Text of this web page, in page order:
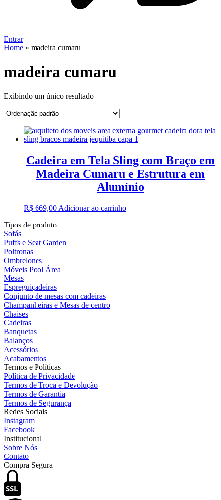
Entrar
Home » madeira cumaru
madeira cumaru
Exibindo um único resultado
Cadeira em Tela Sling com Braço em
Madeira Cumaru e Estrutura em
Alumínio
R$ 669,00 Adicionar ao carrinho
Tipos de produto
Sofás
Puffs e Seat Garden
Poltronas
Ombrelones
Móveis Pool Área
Mesas
Espreguiçadeiras
Conjunto de mesas com cadeiras
Champanheiras e Mesas de centro
Chaises
Cadeiras
Banquetas
Balanços
Acessórios
Acabamentos
Termos e Políticas
Política de Privacidade
Termos de Troca e Devolução
Termos de Garantia
Termos de Segurança
Redes Sociais
Instagram
Facebook
Institucional
Sobre Nós
Contato
Compra Segura
SSL